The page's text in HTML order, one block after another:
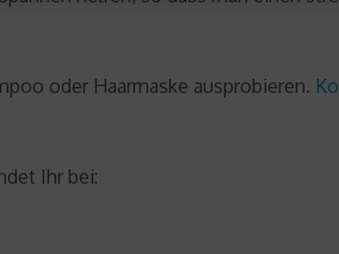
oder Haarmaske ausprobieren.
Ihr bei: